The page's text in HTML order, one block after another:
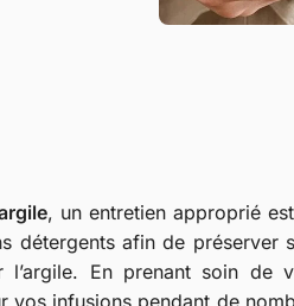
, un entretien approprié
détergents afin de préserver
En prenant soin de